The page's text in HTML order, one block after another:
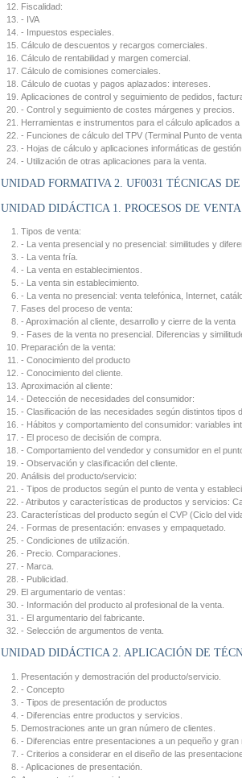
Fiscalidad:
- IVA
- Impuestos especiales.
Cálculo de descuentos y recargos comerciales.
Cálculo de rentabilidad y margen comercial.
Cálculo de comisiones comerciales.
Cálculo de cuotas y pagos aplazados: intereses.
Aplicaciones de control y seguimiento de pedidos,
- Control y seguimiento de costes márgenes y precios.
Herramientas e instrumentos para el cálculo aplicados a
- Funciones de cálculo del TPV (Terminal Punto de
- Hojas de cálculo y aplicaciones informáticas de
- Utilización de otras aplicaciones para la venta.
UNIDAD FORMATIVA 2. UF0031 TÉCNICAS
UNIDAD DIDÁCTICA 1. PROCESOS DE VENTA
Tipos de venta:
- La venta presencial y no presencial: similitudes y
- La venta fría.
- La venta en establecimientos.
- La venta sin establecimiento.
- La venta no presencial: venta telefónica, Internet,
Fases del proceso de venta:
- Aproximación al cliente, desarrollo y cierre de la venta
- Fases de la venta no presencial. Diferencias y
Preparación de la venta:
- Conocimiento del producto
- Conocimiento del cliente.
Aproximación al cliente:
- Detección de necesidades del consumidor:
- Clasificación de las necesidades según distintos tipos
- Hábitos y comportamiento del consumidor: variables
- El proceso de decisión de compra.
- Comportamiento del vendedor y consumidor en el
- Observación y clasificación del cliente.
Análisis del producto/servicio:
- Tipos de productos según el punto de venta y
- Atributos y características de productos y servicios:
Características del producto según el CVP (Ciclo del
- Formas de presentación: envases y empaquetado.
- Condiciones de utilización.
- Precio. Comparaciones.
- Marca.
- Publicidad.
El argumentario de ventas:
- Información del producto al profesional de la venta.
- El argumentario del fabricante.
- Selección de argumentos de venta.
UNIDAD DIDÁCTICA 2. APLICACIÓN DE
Presentación y demostración del producto/servicio.
- Concepto
- Tipos de presentación de productos
- Diferencias entre productos y servicios.
Demostraciones ante un gran número de clientes.
- Diferencias entre presentaciones a un pequeño y gran
- Criterios a considerar en el diseño de las
- Aplicaciones de presentación.